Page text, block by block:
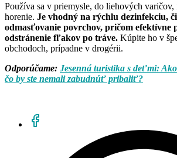
Používa sa v priemysle, do liehových varičov,
horenie. Je vhodný na rýchlu dezinfekciu,
odmasťovanie povrchov, pričom efektívne
odstránenie fľakov po tráve. Kúpite ho v
obchodoch, prípadne v drogérii.
Odporúčame: Jesenná turistika s deťmi:
čo by ste nemali zabudnúť pribaliť?